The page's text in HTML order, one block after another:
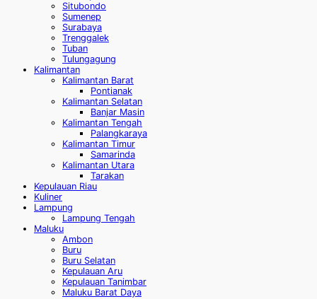
Situbondo
Sumenep
Surabaya
Trenggalek
Tuban
Tulungagung
Kalimantan
Kalimantan Barat
Pontianak
Kalimantan Selatan
Banjar Masin
Kalimantan Tengah
Palangkaraya
Kalimantan Timur
Samarinda
Kalimantan Utara
Tarakan
Kepulauan Riau
Kuliner
Lampung
Lampung Tengah
Maluku
Ambon
Buru
Buru Selatan
Kepulauan Aru
Kepulauan Tanimbar
Maluku Barat Daya